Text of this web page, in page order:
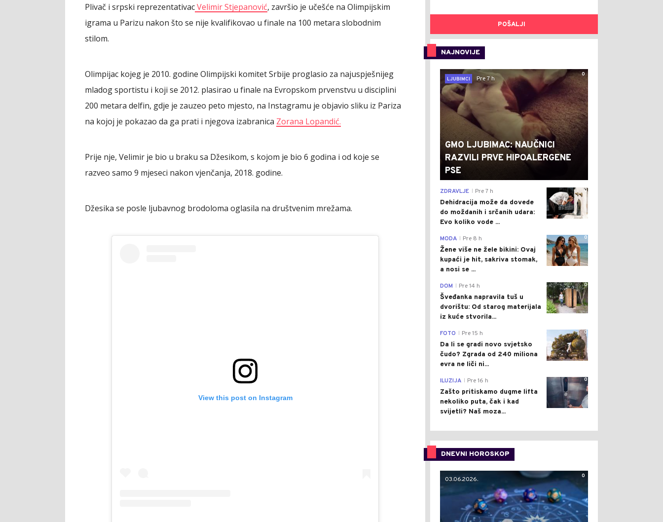
Plivač i srpski reprezentativacVelimir Stjepanović, završio je učešće na Olimpijskim
igrama u Parizu nakon što se nije kvalifikovao u finale na 100 metara slobodnim
stilom.
Olimpijac kojeg je 2010. godine Olimpijski komitet Srbije proglasio za najuspješnijeg
mladog sportistu i koji se 2012. plasirao u finale na Evropskom prvenstvu u disciplini
200 metara delfin, gdje je zauzeo peto mjesto, na Instagramu je objavio sliku iz Pariza
na kojoj je pokazao da ga prati i njegova izabranica Zorana Lopandić.
Prije nje, Velimir je bio u braku sa Džesikom, s kojom je bio 6 godina i od koje se
razveo samo 9 mjeseci nakon vjenčanja, 2018. godine.
Džesika se posle ljubavnog brodoloma oglasila na društvenim mrežama.
View this post on Instagram
POŠALJI
NAJNOVIJE
0
LJUBIMCI
Pre 7 h
GMO LJUBIMAC: NAUČNICI
RAZVILI PRVE HIPOALERGENE
PSE
0
ZDRAVLJE Pre 7 h
Dehidracija može da dovede
do moždanih i srčanih udara:
Evo koliko vode ...
0
MODA Pre 8 h
Žene više ne žele bikini: Ovaj
kupaći je hit, sakriva stomak,
a nosi se ...
0
DOM Pre 14 h
Šveđanka napravila tuš u
dvorištu: Od starog materijala
iz kuće stvorila...
0
FOTO Pre 15 h
Da li se gradi novo svjetsko
čudo? Zgrada od 240 miliona
evra ne liči ni...
0
ILUZIJA Pre 16 h
Zašto pritiskamo dugme lifta
nekoliko puta, čak i kad
svijetli? Naš moza...
DNEVNI HOROSKOP
0
03.06.2026.